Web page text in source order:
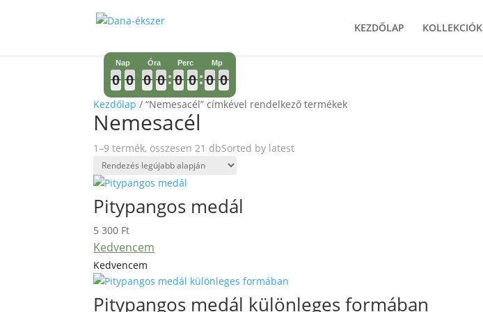
0
0
0
0 0
0
0
0 0
0
0
0 0
0
0
0 0
0
0
0 0
0
0
0 0
0
0
0 0
0
0
0
KEZDŐLAP KOLLEKCIÓK
Kezdőlap / “Nemesacél” címkével rendelkező termékek
Nemesacél
1–9 termék, összesen 21 dbSorted by latest
Pitypangos medál
5 300 Ft
Kedvencem
Kedvencem
Pitypangos medál különleges formában